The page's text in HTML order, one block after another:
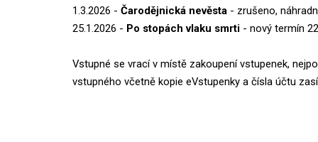
1.3.2026 - Čarodějnická nevěsta - zrušeno,
25.1.2026 - Po stopách vlaku smrti - nový termín
Vstupné se vrací v místě zakoupení vstupenek,
vstupného včetně kopie eVstupenky a čísla účtu